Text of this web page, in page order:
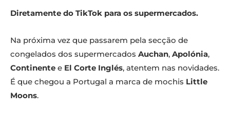
Diretamente do TikTok para os supermercados.
Na próxima vez que passarem pela secção de
congelados dos supermercados Auchan, Apolónia,
Continente e El Corte Inglés, atentem nas novidades.
É que chegou a Portugal a marca de mochis Little
Moons.